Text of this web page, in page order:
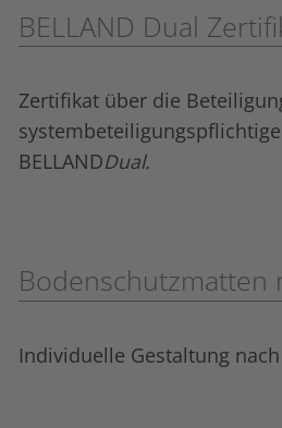
BELLAND Dual
Zertifikat über die
BELLANDDual.
Bodenschutzmatten
Individuelle Gestaltung